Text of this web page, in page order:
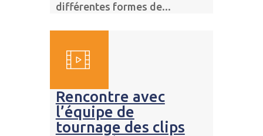
différentes formes de...
Rencontre avec
l’équipe de
tournage des clips